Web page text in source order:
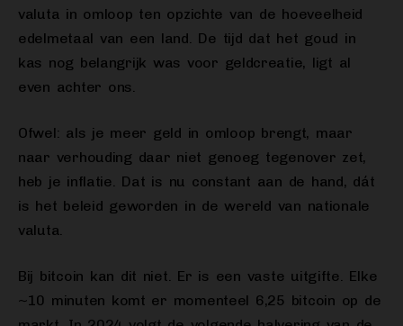
valuta in omloop ten opzichte van de hoeveelheid
edelmetaal van een land. De tijd dat het goud in
kas nog belangrijk was voor geldcreatie, ligt al
even achter ons.
Ofwel: als je meer geld in omloop brengt, maar
naar verhouding daar niet genoeg tegenover zet,
heb je inflatie. Dat is nu constant aan de hand, dát
is het beleid geworden in de wereld van nationale
valuta.
Bij bitcoin kan dit niet. Er is een vaste uitgifte. Elke
~10 minuten komt er momenteel 6,25 bitcoin op de